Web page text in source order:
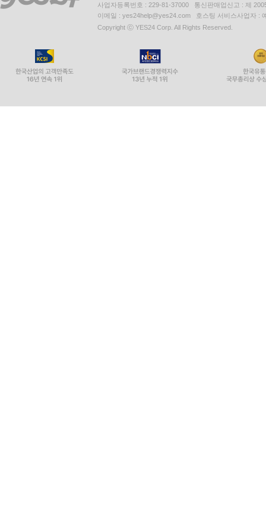
사업자등록번호 : 229-81-37000 통신판매업신고 : 제
이메일 : yes24help@yes24.com 호스팅 서비스사업자 :
Copyright ⓒ YES24 Corp. All Rights Reserved.